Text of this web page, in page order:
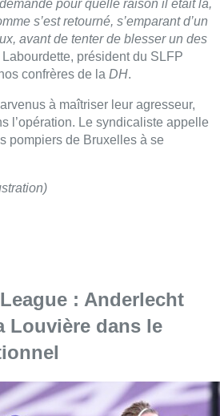
pour quelle raison il était là,
s’est retourné, s’emparant d’un
avant de tenter de blesser un des
président du SLFP
confrères de la DH.
à maîtriser leur agresseur,
l’opération. Le syndicaliste appelle
pompiers de Bruxelles à se
: Anderlecht
Louvière dans le